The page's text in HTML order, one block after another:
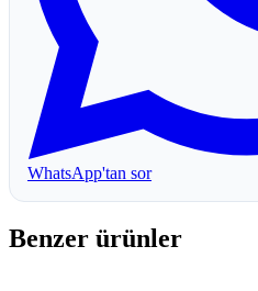
WhatsApp'tan sor
Benzer ürünler